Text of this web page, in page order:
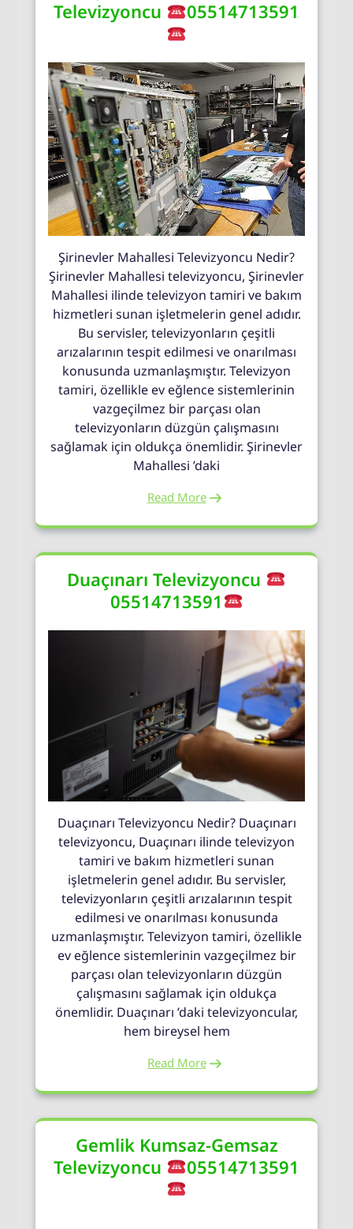
Televizyoncu
05514713591
Şirinevler Mahallesi Televizyoncu Nedir?
Şirinevler Mahallesi televizyoncu, Şirinevler
Mahallesi ilinde televizyon tamiri ve bakım
hizmetleri sunan işletmelerin genel adıdır.
Bu servisler, televizyonların çeşitli
arızalarının tespit edilmesi ve onarılması
konusunda uzmanlaşmıştır. Televizyon
tamiri, özellikle ev eğlence sistemlerinin
vazgeçilmez bir parçası olan
televizyonların düzgün çalışmasını
sağlamak için oldukça önemlidir. Şirinevler
Mahallesi ’daki
Read More
Duaçınarı Televizyoncu
05514713591
Duaçınarı Televizyoncu Nedir? Duaçınarı
televizyoncu, Duaçınarı ilinde televizyon
tamiri ve bakım hizmetleri sunan
işletmelerin genel adıdır. Bu servisler,
televizyonların çeşitli arızalarının tespit
edilmesi ve onarılması konusunda
uzmanlaşmıştır. Televizyon tamiri, özellikle
ev eğlence sistemlerinin vazgeçilmez bir
parçası olan televizyonların düzgün
çalışmasını sağlamak için oldukça
önemlidir. Duaçınarı ’daki televizyoncular,
hem bireysel hem
Read More
Gemlik Kumsaz-Gemsaz
Televizyoncu
05514713591